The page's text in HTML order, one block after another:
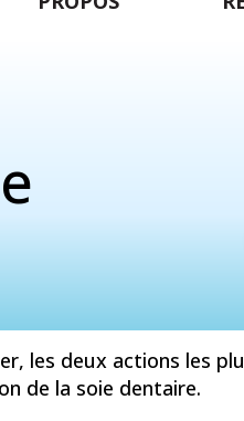
les deux actions les
de la soie dentaire.